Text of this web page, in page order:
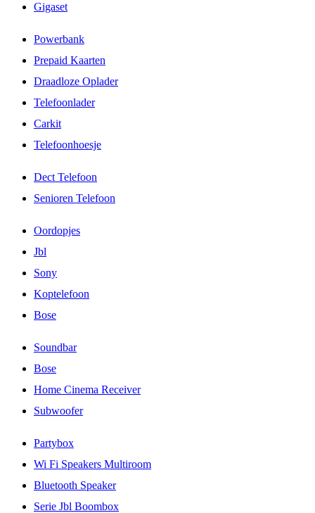
Gigaset
Powerbank
Prepaid Kaarten
Draadloze Oplader
Telefoonlader
Carkit
Telefoonhoesje
Dect Telefoon
Senioren Telefoon
Oordopjes
Jbl
Sony
Koptelefoon
Bose
Soundbar
Bose
Home Cinema Receiver
Subwoofer
Partybox
Wi Fi Speakers Multiroom
Bluetooth Speaker
Serie Jbl Boombox